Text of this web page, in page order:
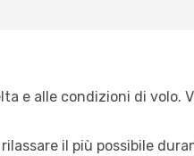
e alle condizioni di volo.
il più possibile